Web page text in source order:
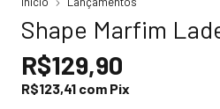
Shape Marfim
R$129,90
R$123,41 com Pix